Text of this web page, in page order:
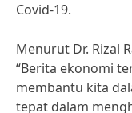
Covid-19.
Menurut Dr. Rizal
“Berita ekonomi
membantu kita
tepat dalam